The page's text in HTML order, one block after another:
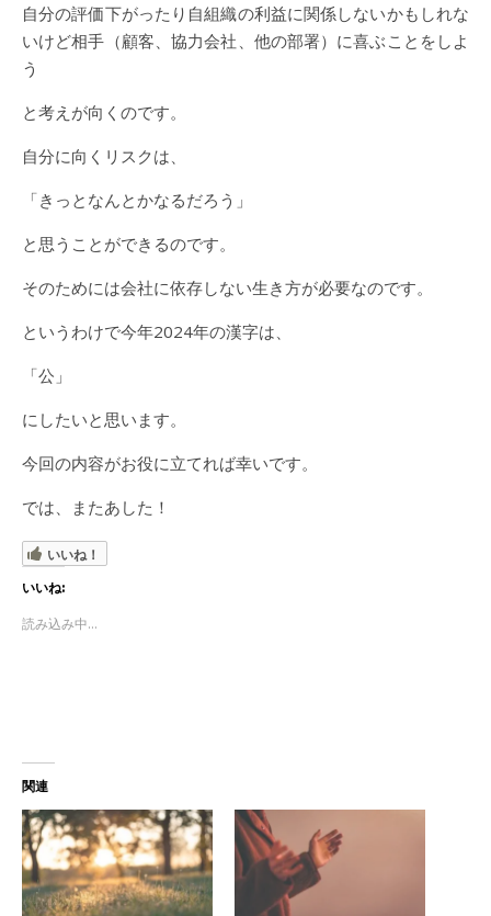
自分の評価下がったり自組織の利益に関係しないかもしれな
いけど相手（顧客、協力会社、他の部署）に喜ぶことをしよ
う
と考えが向くのです。
自分に向くリスクは、
「きっとなんとかなるだろう」
と思うことができるのです。
そのためには会社に依存しない生き方が必要なのです。
というわけで今年2024年の漢字は、
「公」
にしたいと思います。
今回の内容がお役に立てれば幸いです。
では、またあした！
いいね！
いいね:
読み込み中...
関連